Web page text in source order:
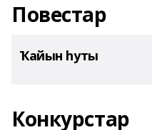
Повестар
Ҡайын һуты
Конкурстар